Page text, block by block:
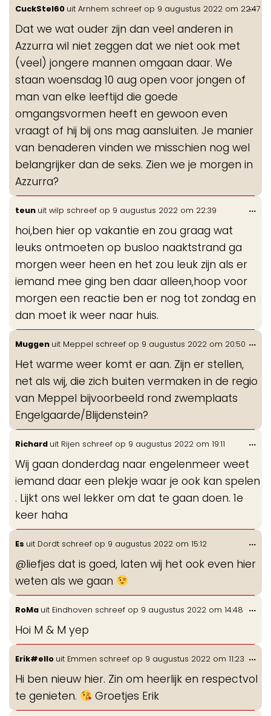
CuckStel60 uit Arnhem schreef op 9 augustus 2022 om 22:47
Dat we wat ouder zijn dan veel anderen in
Azzurra wil niet zeggen dat we niet ook met
(veel) jongere mannen omgaan daar. We
staan woensdag 10 aug open voor jongen of
man van elke leeftijd die goede
omgangsvormen heeft en gewoon even
vraagt of hij bij ons mag aansluiten. Je manier
van benaderen vinden we misschien nog wel
belangrijker dan de seks. Zien we je morgen in
Azzurra?
...
teun uit wilp schreef op 9 augustus 2022 om 22:39
hoi,ben hier op vakantie en zou graag wat
leuks ontmoeten op busloo naaktstrand ga
morgen weer heen en het zou leuk zijn als er
iemand mee ging ben daar alleen,hoop voor
morgen een reactie ben er nog tot zondag en
dan moet ik weer naar huis.
...
Muggen uit Meppel schreef op 9 augustus 2022 om 20:50
Het warme weer komt er aan. Zijn er stellen,
net als wij, die zich buiten vermaken in de regio
van Meppel bijvoorbeeld rond zwemplaats
Engelgaarde/Blijdenstein?
...
Richard uit Rijen schreef op 9 augustus 2022 om 19:11
Wij gaan donderdag naar engelenmeer weet
iemand daar een plekje waar je ook kan spelen
. Lijkt ons wel lekker om dat te gaan doen. 1e
keer haha
...
Es uit Dordt schreef op 9 augustus 2022 om 15:12
@liefjes dat is goed, laten wij het ook even hier
weten als we gaan
...
RoMa uit Eindhoven schreef op 9 augustus 2022 om 14:48
Hoi M & M yep
...
Erik#ello uit Emmen schreef op 9 augustus 2022 om 11:23
Hi ben nieuw hier. Zin om heerlijk en respectvol
te genieten.
Groetjes Erik
...